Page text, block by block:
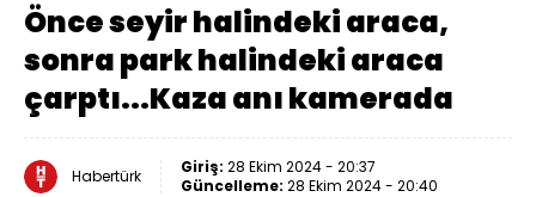
Önce seyir halindeki araca,
sonra park halindeki araca
çarptı...Kaza anı kamerada
Habertürk Giriş: 28 Ekim 2024 - 20:37
Güncelleme: 28 Ekim 2024 - 20:40